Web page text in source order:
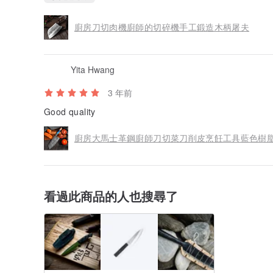
廚房刀切肉機廚師的切碎機手工鍛造木柄屠夫
Yita Hwang
3 年前
Good quality
廚房大馬士革鋼廚師刀切菜刀削皮烹飪工具藍色樹
看過此商品的人也搜尋了